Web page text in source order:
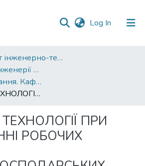
Log In (current)
Факультет інженерно-технологічний
Кафедра агроінженерії та автомобільного транспорту
Друковані видання. Кафедра агроінженерії та автомобільного транспорту
ВІБРАЦІЙНІ ТЕХНОЛОГІЇ ПРИ ВІДНОВЛЕННІ РОБОЧИХ ОРГАНІВ СІЛЬСЬКОГОСПОДАРСЬКИХ МАШИН
ТЕХНОЛОГІЇ ПРИ
РОБОЧИХ